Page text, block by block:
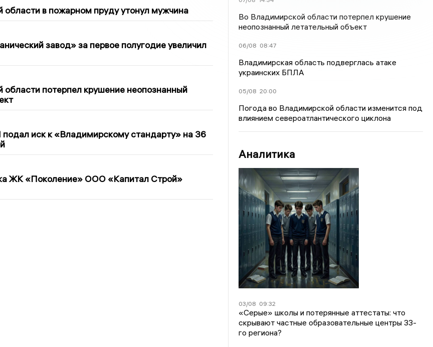
в пожарном пруду утонул мужчина
завод» за первое полугодие увеличил
потерпел крушение неопознанный
иск к «Владимирскому стандарту» на 36
ЖК «Поколение» ООО «Капитал Строй»
Во Владимирской области потерпел крушение
неопознанный летательный объект
06/08 08:47
Владимирская область подверглась атаке
украинских БПЛА
05/08 20:00
Погода во Владимирской области изменится под
влиянием североатлантического циклона
Аналитика
03/08 09:32
«Серые» школы и потерянные аттестаты: что
скрывают частные образовательные центры 33-
го региона?